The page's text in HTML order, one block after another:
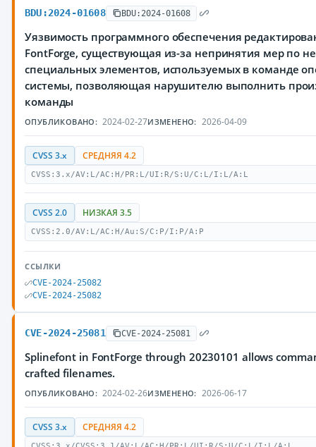
BDU:2024-01608 BDU:2024-01608
Уязвимость программного обеспечения
FontForge, существующая из-за непринятия мер по
специальных элементов, используемых в команде
системы, позволяющая нарушителю выполнить
команды
ОПУБЛИКОВАНО: 2024-02-27ИЗМЕНЕНО: 2026-04-09
CVSS 3.x СРЕДНЯЯ 4.2
CVSS:3.x/AV:L/AC:H/PR:L/UI:R/S:U/C:L/I:L/A:L
CVSS 2.0 НИЗКАЯ 3.5
CVSS:2.0/AV:L/AC:H/Au:S/C:P/I:P/A:P
ССЫЛКИ
CVE-2024-25082
CVE-2024-25082
CVE-2024-25081 CVE-2024-25081
Splinefont in FontForge through 20230101 allows
crafted filenames.
ОПУБЛИКОВАНО: 2024-02-26ИЗМЕНЕНО: 2026-06-17
CVSS 3.x СРЕДНЯЯ 4.2